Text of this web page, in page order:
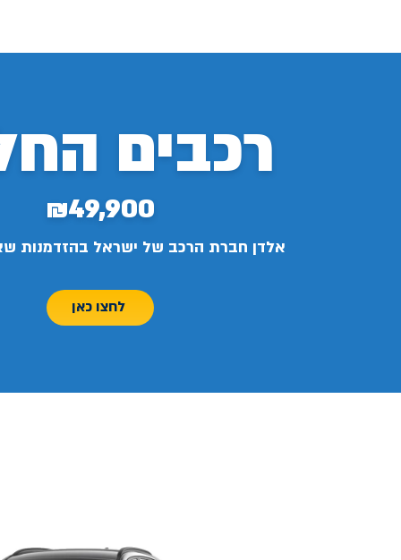
רכבים
₪49,900
אלדן חברת הרכב של ישראל בהזדמנות
לחצו כאן